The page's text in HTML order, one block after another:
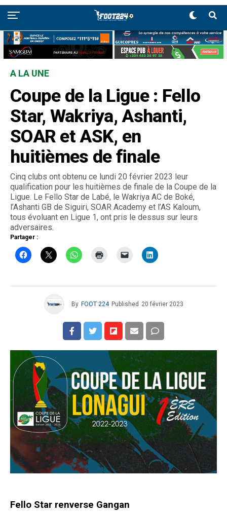
A LA UNE
Coupe de la Ligue : Fello
Star, Wakriya, Ashanti,
SOAR et ASK, en
huitièmes de finale
Cinq clubs ont obtenu ce lundi 20 février 2023 leur
qualification pour les huitièmes de finale de la Coupe de la
Ligue. Le Fello Star de Labé, le Wakriya AC de Boké,
l’Ashanti GB de Siguiri, SOAR Academy et l’AS Kaloum,
tous évoluant en Ligue 1, ont pris le dessus sur leurs
adversaires.
Partager :
By FOOT 224 Published 20 février 2023
Fello Star renverse Gangan